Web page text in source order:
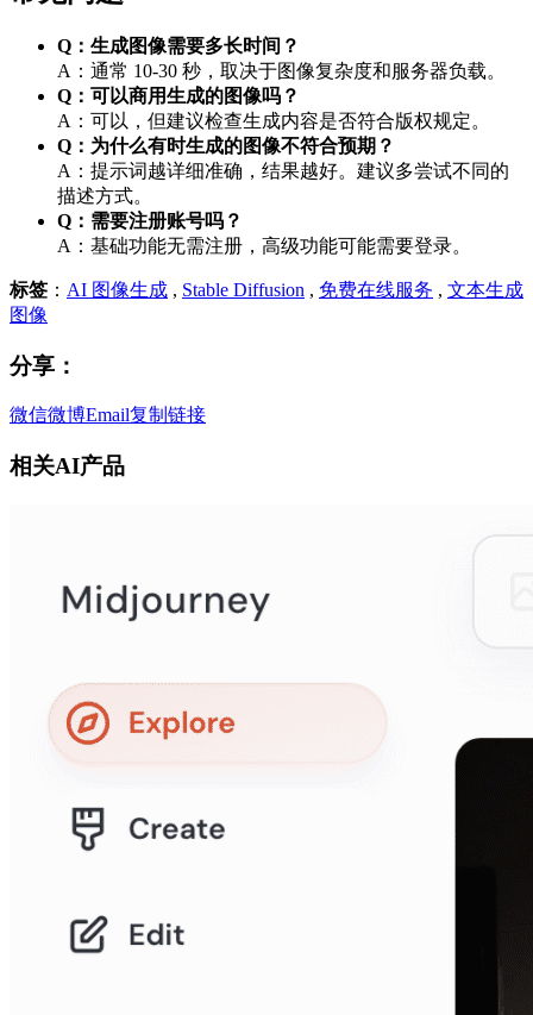
Q：生成图像需要多长时间？
A：通常 10-30 秒，取决于图像复杂度和服务器负载。
Q：可以商用生成的图像吗？
A：可以，但建议检查生成内容是否符合版权规定。
Q：为什么有时生成的图像不符合预期？
A：提示词越详细准确，结果越好。建议多尝试不同的
描述方式。
Q：需要注册账号吗？
A：基础功能无需注册，高级功能可能需要登录。
标签 ： AI 图像生成 , Stable Diffusion , 免费在线服务 , 文本生成
图像
分享：
微信微博Email复制链接
相关AI产品